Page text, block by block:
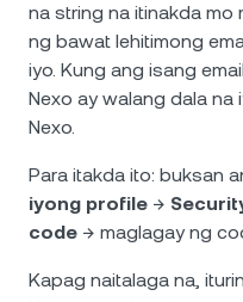
na string na itinakda mo
ng bawat lehitimong
iyo. Kung ang isang
Nexo ay walang dala
Nexo.
Para itakda ito: buksan
iyong profile →
code → maglagay ng
Kapag naitalaga na,